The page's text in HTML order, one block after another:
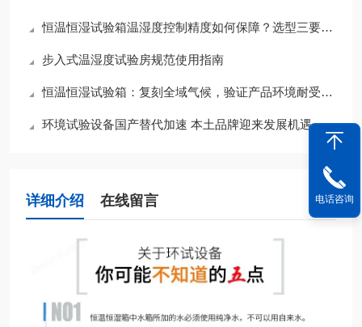
恒温恒湿试验箱温湿度控制精度如何保障？选型三要素与夏季运维要点
步入式温湿度试验房规范使用指南
恒温恒湿试验箱：复刻全域气候，验证产品环境耐受底线
环境试验设备国产替代加速 本土品牌迎来发展机遇
详细介绍 在线留言 电话咨询